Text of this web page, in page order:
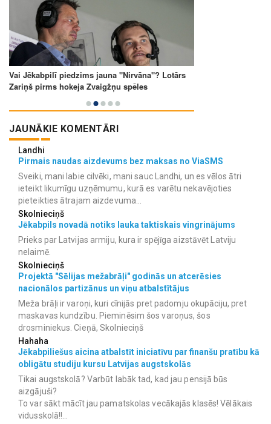
JAUNĀKIE KOMENTĀRI
Landhi
Pirmais naudas aizdevums bez maksas no ViaSMS
Sveiki, mani labie cilvēki, mani sauc Landhi, un es vēlos ātri
ieteikt likumīgu uzņēmumu, kurā es varētu nekavējoties
pieteikties ātrajam aizdevuma...
Skolnieciņš
Jēkabpils novadā notiks lauka taktiskais vingrinājums
Prieks par Latvijas armiju, kura ir spējīga aizstāvēt Latviju
nelaimē.
Skolnieciņš
Projektā "Sēlijas mežabrāļi" godinās un atcerēsies
nacionālos partizānus un viņu atbalstītājus
Meža brāļi ir varoņi, kuri cīnijās pret padomju okupāciju, pret
maskavas kundzību. Pieminēsim šos varoņus, šos
drosminiekus. Cieņā, Skolnieciņš
Hahaha
Jēkabpiliešus aicina atbalstīt iniciatīvu par finanšu pratību kā
obligātu studiju kursu Latvijas augstskolās
Tikai augstskolā? Varbūt labāk tad, kad jau pensijā būs
aizgājuši?
To var sākt mācīt jau pamatskolas vecākajās klasēs! Vēlākais
vidusskolā!!...